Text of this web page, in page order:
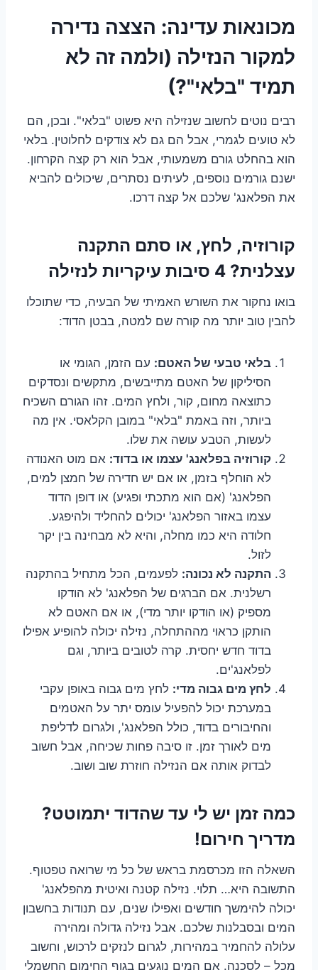
מכונאות עדינה: הצצה נדירה
למקור הנזילה (ולמה זה לא
תמיד "בלאי"?)
רבים נוטים לחשוב שנזילה היא פשוט "בלאי". ובכן, הם
לא טועים לגמרי, אבל הם גם לא צודקים לחלוטין. בלאי
הוא בהחלט גורם משמעותי, אבל הוא רק קצה הקרחון.
ישנם גורמים נוספים, לעיתים נסתרים, שיכולים להביא
את הפלאנג' שלכם אל קצה דרכו.
קורוזיה, לחץ, או סתם התקנה
עצלנית? 4 סיבות עיקריות לנזילה
בואו נחקור את השורש האמיתי של הבעיה, כדי שתוכלו
להבין טוב יותר מה קורה שם למטה, בבטן הדוד:
בלאי טבעי של האטם: עם הזמן, הגומי או
הסיליקון של האטם מתייבשים, מתקשים ונסדקים
כתוצאה מחום, קור, ולחץ המים. זהו הגורם השכיח
ביותר, וזה באמת "בלאי" במובן הקלאסי. אין מה
לעשות, הטבע עושה את שלו.
קורוזיה בפלאנג' עצמו או בדוד: אם מוט האנודה
לא הוחלף בזמן, או אם יש חדירה של חמצן למים,
הפלאנג' (אם הוא מתכתי ופגיע) או דופן הדוד
עצמו באזור הפלאנג' יכולים להחליד ולהיפגע.
חלודה היא כמו מחלה, והיא לא מבחינה בין יקר
לזול.
התקנה לא נכונה: לפעמים, הכל מתחיל בהתקנה
רשלנית. אם הברגים של הפלאנג' לא הודקו
מספיק (או הודקו יותר מדי), או אם האטם לא
הותקן כראוי מההתחלה, נזילה יכולה להופיע אפילו
בדוד חדש יחסית. קרה לטובים ביותר, וגם
לפלאנג'ים.
לחץ מים גבוה מדי: לחץ מים גבוה באופן עקבי
במערכת יכול להפעיל עומס יתר על האטמים
והחיבורים בדוד, כולל הפלאנג', ולגרום לדליפת
מים לאורך זמן. זו סיבה פחות שכיחה, אבל חשוב
לבדוק אותה אם הנזילה חוזרת שוב ושוב.
כמה זמן יש לי עד שהדוד יתמוטט?
מדריך חירום!
השאלה הזו מכרסמת בראש של כל מי שרואה טפטוף.
התשובה היא… תלוי. נזילה קטנה ואיטית מהפלאנג'
יכולה להימשך חודשים ואפילו שנים, עם תנודות בחשבון
המים ובסבלנות שלכם. אבל נזילה גדולה ומהירה
עלולה להחמיר במהירות, לגרום לנזקים לרכוש, וחשוב
מכל – לסכנה. אם המים נוגעים בגוף החימום החשמלי